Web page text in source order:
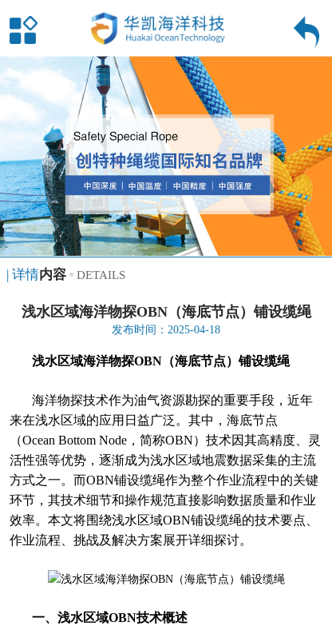
| 详情内容 DETAILS
浅水区域海洋物探OBN（海底节点）铺设缆绳
发布时间：2025-04-18
浅水区域海洋物探OBN（海底节点）铺设缆绳
海洋物探技术作为油气资源勘探的重要手段，近年
来在浅水区域的应用日益广泛。其中，海底节点
（Ocean Bottom Node，简称OBN）技术因其高精度、灵
活性强等优势，逐渐成为浅水区域地震数据采集的主流
方式之一。而OBN铺设缆绳作为整个作业流程中的关键
环节，其技术细节和操作规范直接影响数据质量和作业
效率。本文将围绕浅水区域OBN铺设缆绳的技术要点、
作业流程、挑战及解决方案展开详细探讨。
一、浅水区域OBN技术概述